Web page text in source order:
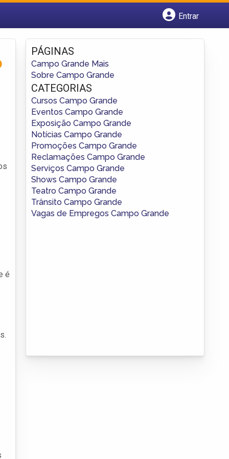
Entrar
Fazer login
Criar conta
é
PÁGINAS
Campo Grande Mais
Sobre Campo Grande
CATEGORIAS
Cursos Campo Grande
Eventos Campo Grande
Exposição Campo Grande
Notícias Campo Grande
Promoções Campo Grande
Reclamações Campo Grande
Serviços Campo Grande
Shows Campo Grande
Teatro Campo Grande
Trânsito Campo Grande
Vagas de Empregos Campo Grande